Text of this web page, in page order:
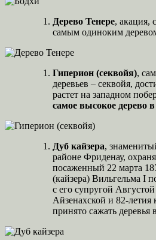
Дерево Тенере, акация,
самым одиноким
Гиперион (секвойя),
деревьев – секвойя,
растет на западном
самое высокое дерево
Дуб кайзера,
районе Фриденау,
посаженный 22 марта
(кайзера) Вильгельма I
с его супругой
Айзенахской и 82-летия
принято сажать деревья